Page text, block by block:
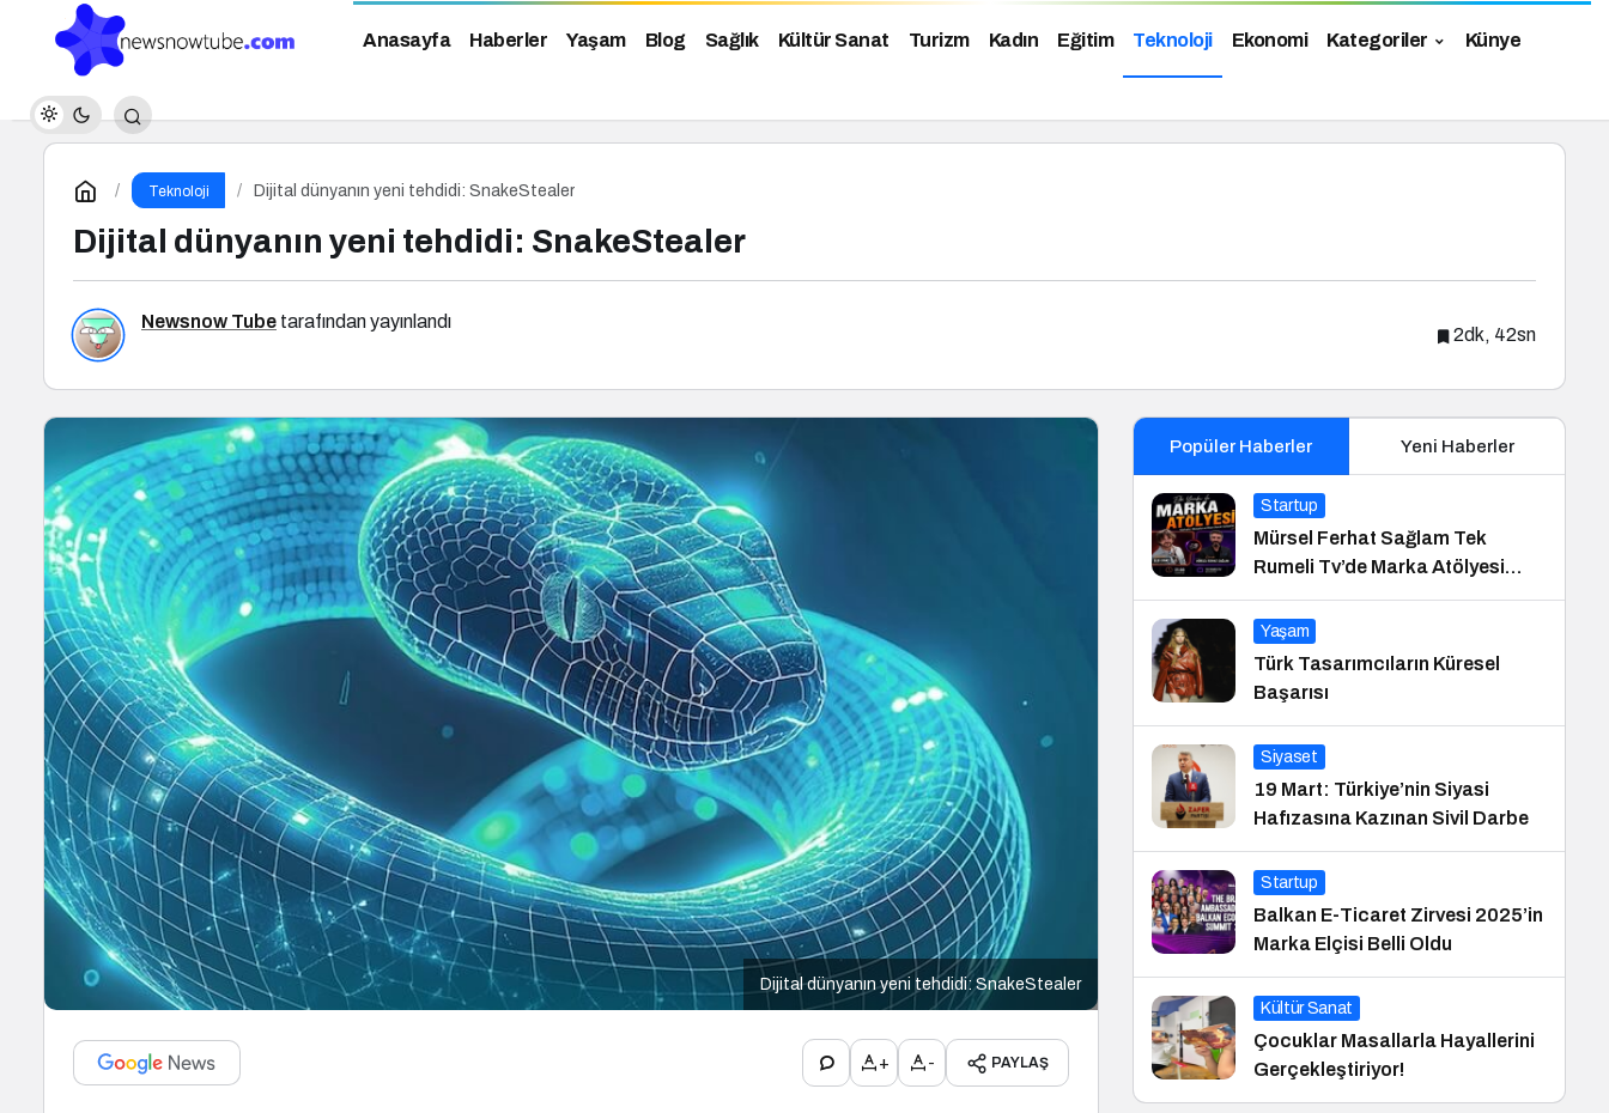
Anasayfa Haberler Yaşam Blog Sağlık Kültür Sanat Turizm Kadın Eğitim Teknoloji Ekonomi Kategoriler Künye
Teknoloji Dijital dünyanın yeni tehdidi: SnakeStealer
Dijital dünyanın yeni tehdidi: SnakeStealer
Newsnow Tube tarafından yayınlandı
2dk, 42sn
Dijital dünyanın yeni tehdidi: SnakeStealer
+ - PAYLAŞ
Popüler Haberler Yeni Haberler
Startup
Mürsel Ferhat Sağlam Tek
Rumeli Tv’de Marka Atölyesi
Programına Konuk Oldu
Yaşam
Türk Tasarımcıların Küresel
Başarısı
Siyaset
19 Mart: Türkiye’nin Siyasi
Hafızasına Kazınan Sivil Darbe
Startup
Balkan E-Ticaret Zirvesi 2025’in
Marka Elçisi Belli Oldu
Kültür Sanat
Çocuklar Masallarla Hayallerini
Gerçekleştiriyor!